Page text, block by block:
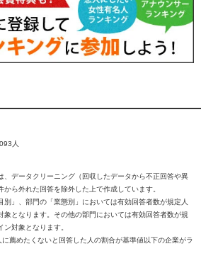
人
データクリーニング（回収したデータから不正回答や異
ら外れた回答を除外した上で作成しています。
」、部門の「業態別」においては有効回答者数が規定人
象となります。その他の部門においては有効回答者数が規
対象となります。
薦めたくないと回答した人の割合が基準値以下の企業がラ